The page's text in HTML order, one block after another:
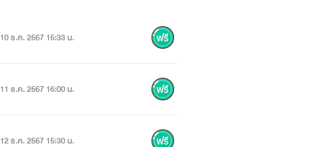
10 ธ.ค. 2567 15:33 น.
11 ธ.ค. 2567 16:00 น.
12 ธ.ค. 2567 15:30 น.